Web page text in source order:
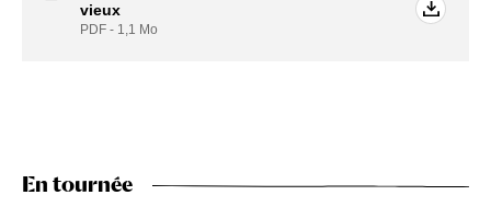
vieux
PDF - 1,1 Mo
En tournée